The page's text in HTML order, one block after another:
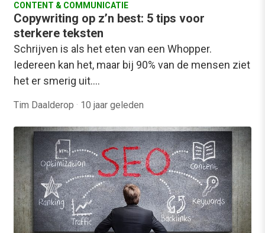
CONTENT & COMMUNICATIE
Copywriting op z’n best: 5 tips voor
sterkere teksten
Schrijven is als het eten van een Whopper.
Iedereen kan het, maar bij 90% van de mensen ziet
het er smerig uit.…
Tim Daalderop · 10 jaar geleden